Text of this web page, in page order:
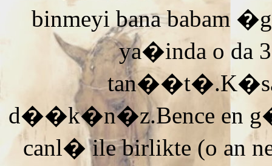
binmeyi bana babam
ya�inda o da
d��k�n�z.Bence en
canl� ile birlikte (o an